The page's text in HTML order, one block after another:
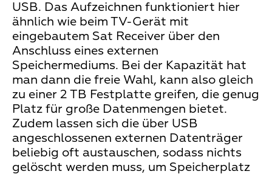
USB. Das Aufzeichnen funktioniert hier
ähnlich wie beim TV-Gerät mit
eingebautem Sat Receiver über den
Anschluss eines externen
Speichermediums. Bei der Kapazität hat
man dann die freie Wahl, kann also gleich
zu einer 2 TB Festplatte greifen, die genug
Platz für große Datenmengen bietet.
Zudem lassen sich die über USB
angeschlossenen externen Datenträger
beliebig oft austauschen, sodass nichts
gelöscht werden muss, um Speicherplatz